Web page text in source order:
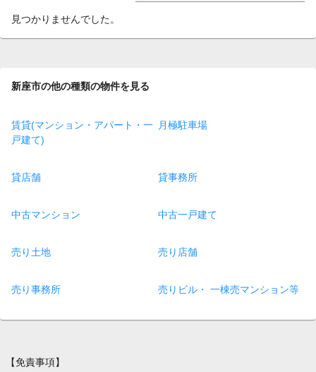
見つかりませんでした。
新座市の他の種類の物件を見る
賃貸(マンション・アパート・一
戸建て)
月極駐車場
貸店舗 貸事務所
中古マンション 中古一戸建て
売り土地 売り店舗
売り事務所 売りビル・ 一棟売マンション等
【免責事項】